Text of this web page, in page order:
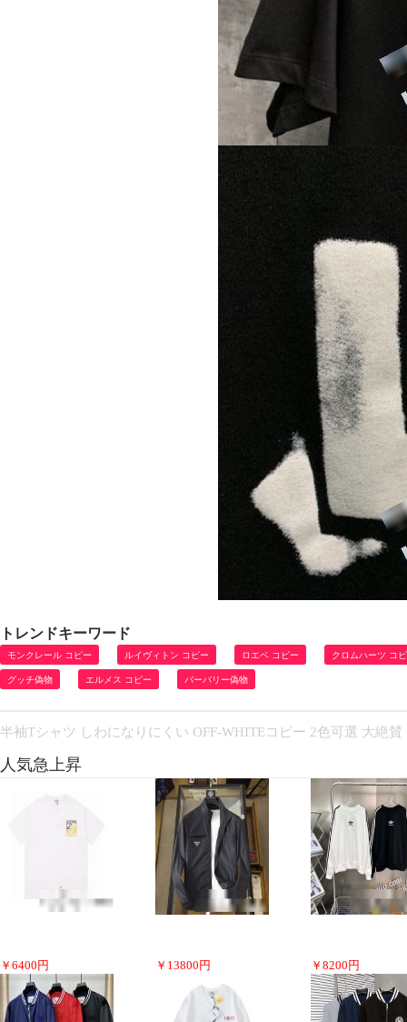
トレンドキーワード
モンクレール コピー ルイヴィトン コピー ロエベ コピー クロムハーツ コ
グッチ偽物 エルメス コピー バーバリー偽物
半袖Tシャツ しわになりにくい OFF-WHITEコピー 2色可選 大絶
人気急上昇
￥ 6400 円 ￥ 13800 円 ￥ 8200 円